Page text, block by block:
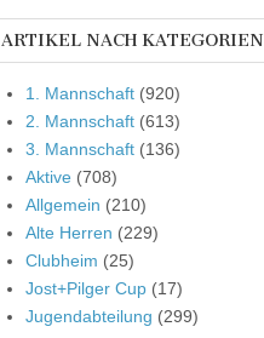
ARTIKEL NACH KATEGORIEN
1. Mannschaft (920)
2. Mannschaft (613)
3. Mannschaft (136)
Aktive (708)
Allgemein (210)
Alte Herren (229)
Clubheim (25)
Jost+Pilger Cup (17)
Jugendabteilung (299)